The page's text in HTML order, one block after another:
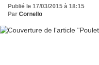
Publié le 17/03/2015 à 18:15
Par Cornello